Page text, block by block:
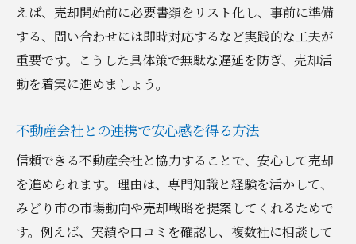
えば、売却開始前に必要書類をリスト化し、事前に準備
する、問い合わせには即時対応するなど実践的な工夫が
重要です。こうした具体策で無駄な遅延を防ぎ、売却活
動を着実に進めましょう。
不動産会社との連携で安心感を得る方法
信頼できる不動産会社と協力することで、安心して売却
を進められます。理由は、専門知識と経験を活かして、
みどり市の市場動向や売却戦略を提案してくれるためで
す。例えば、実績や口コミを確認し、複数社に相談して